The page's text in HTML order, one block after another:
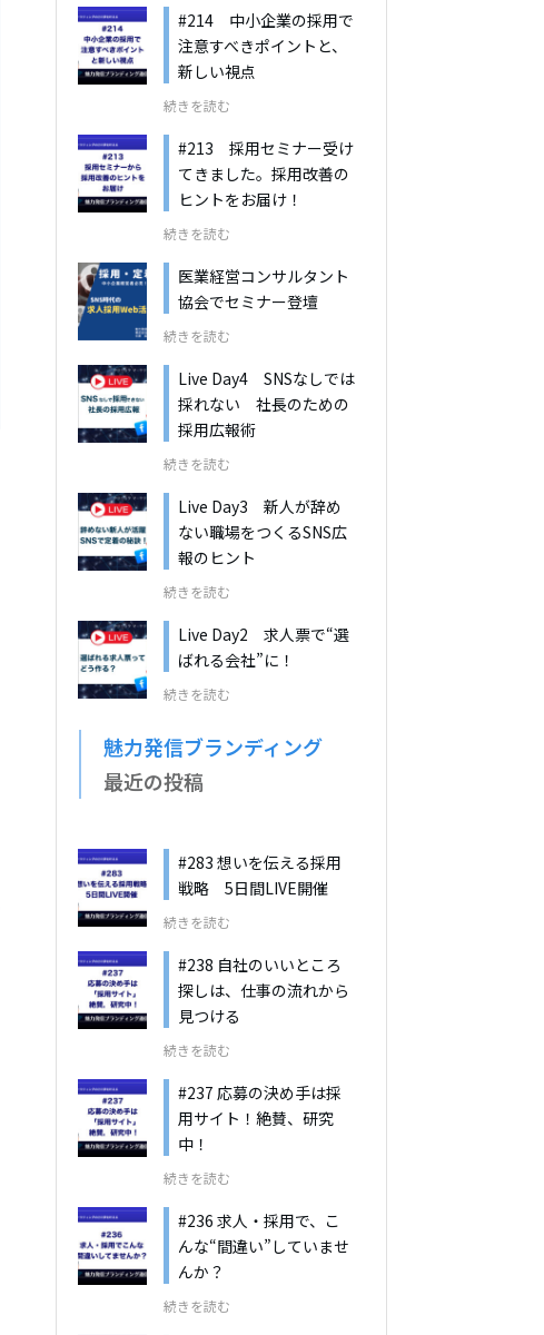
#214 中小企業の採用で
注意すべきポイントと、
新しい視点
続きを読む
#213 採用セミナー受け
てきました。採用改善の
ヒントをお届け！
続きを読む
医業経営コンサルタント
協会でセミナー登壇
続きを読む
Live Day4 SNSなしでは
採れない 社長のための
採用広報術
続きを読む
Live Day3 新人が辞め
ない職場をつくるSNS広
報のヒント
続きを読む
Live Day2 求人票で“選
ばれる会社”に！
続きを読む
魅力発信ブランディング
最近の投稿
#283 想いを伝える採用
戦略 5日間LIVE開催
続きを読む
#238 自社のいいところ
探しは、仕事の流れから
見つける
続きを読む
#237 応募の決め手は採
用サイト！絶賛、研究
中！
続きを読む
#236 求人・採用で、こ
んな“間違い”していませ
んか？
続きを読む